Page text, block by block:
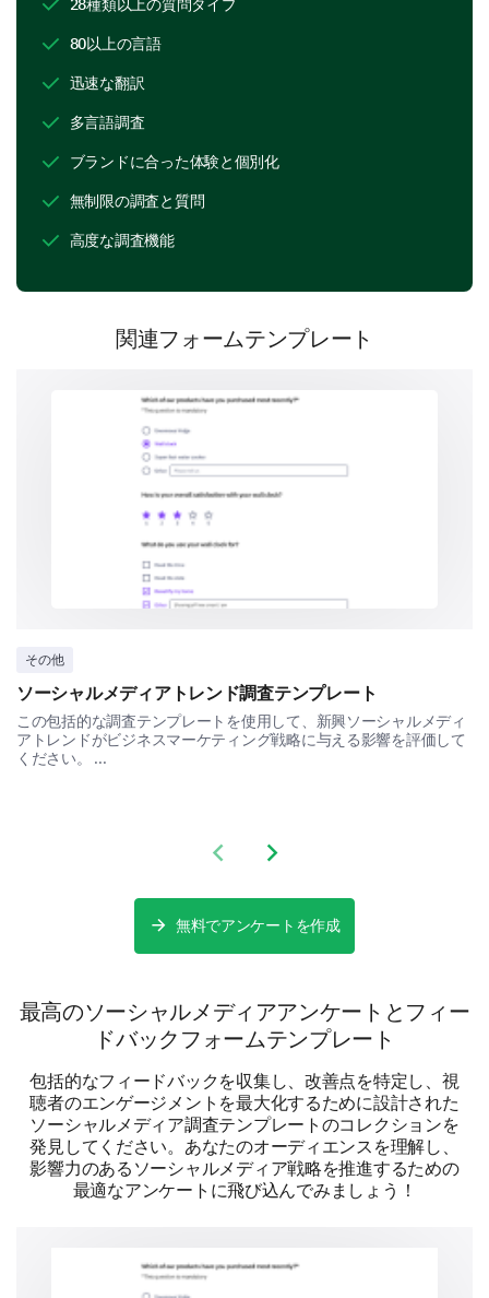
Quality of content
Visual appeal
Engagement (comments, likes, shares)
Relevance to you
suggestions to improve our social media
Engagement with our Content
Next, we'd like to better understand how you engage
with our content.
follow us on?
Facebook
LinkedIn
80以上の言語
迅速な翻訳
多言語調査
ブランドに合った体験と個別化
無制限の調査と質問
高度な調査機能
関連フォームテンプレート
その他
ソーシャルメディアトレンド調査テンプレート
この包括的な調査テンプレートを使用して、新興ソーシャルメディ
アトレンドがビジネスマーケティング戦略に与える影響を評価して
ください。 ...
Previous slide
Next slide
無料でアンケートを作成
最高のソーシャルメディアアンケートとフィー
ドバックフォームテンプレート
包括的なフィードバックを収集し、改善点を特定し、視
聴者のエンゲージメントを最大化するために設計された
ソーシャルメディア調査テンプレートのコレクションを
発見してください。あなたのオーディエンスを理解し、
影響力のあるソーシャルメディア戦略を推進するための
最適なアンケートに飛び込んでみましょう！